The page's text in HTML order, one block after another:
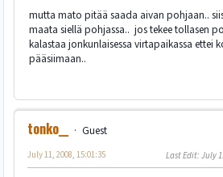
mutta mato pitää saada aivan pohjaan..
maata siellä pohjassa.. jos tekee tollasen
kalastaa jonkunlaisessa virtapaikassa ettei
pääsiimaan..
tonko__
Guest
July 11, 2008, 15:01:35 Last Edit: July